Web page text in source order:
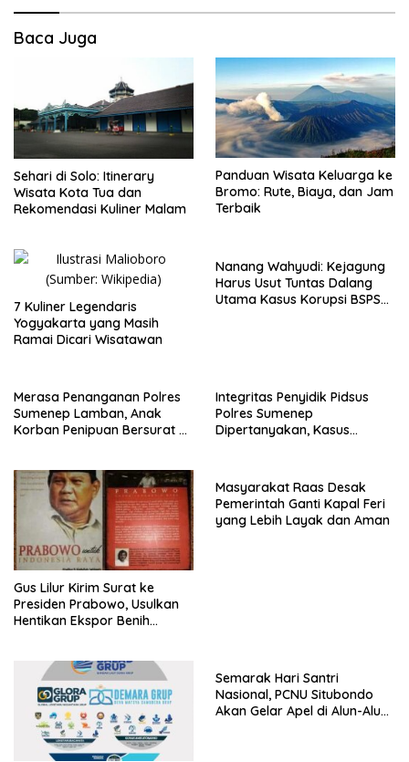
Baca Juga
Sehari di Solo: Itinerary
Wisata Kota Tua dan
Rekomendasi Kuliner Malam
Panduan Wisata Keluarga ke
Bromo: Rute, Biaya, dan Jam
Terbaik
7 Kuliner Legendaris
Yogyakarta yang Masih
Ramai Dicari Wisatawan
Nanang Wahyudi: Kejagung
Harus Usut Tuntas Dalang
Utama Kasus Korupsi BSPS
Merasa Penanganan Polres
Sumenep Lamban, Anak
Korban Penipuan Bersurat ke
Integritas Penyidik Pidsus
Polres Sumenep
Dipertanyakan, Kasus
Kepastian
Gus Lilur Kirim Surat ke
Presiden Prabowo, Usulkan
Hentikan Ekspor Benih
Masyarakat Raas Desak
Pemerintah Ganti Kapal Feri
yang Lebih Layak dan Aman
Semarak Hari Santri
Nasional, PCNU Situbondo
Akan Gelar Apel di Alun-Alun